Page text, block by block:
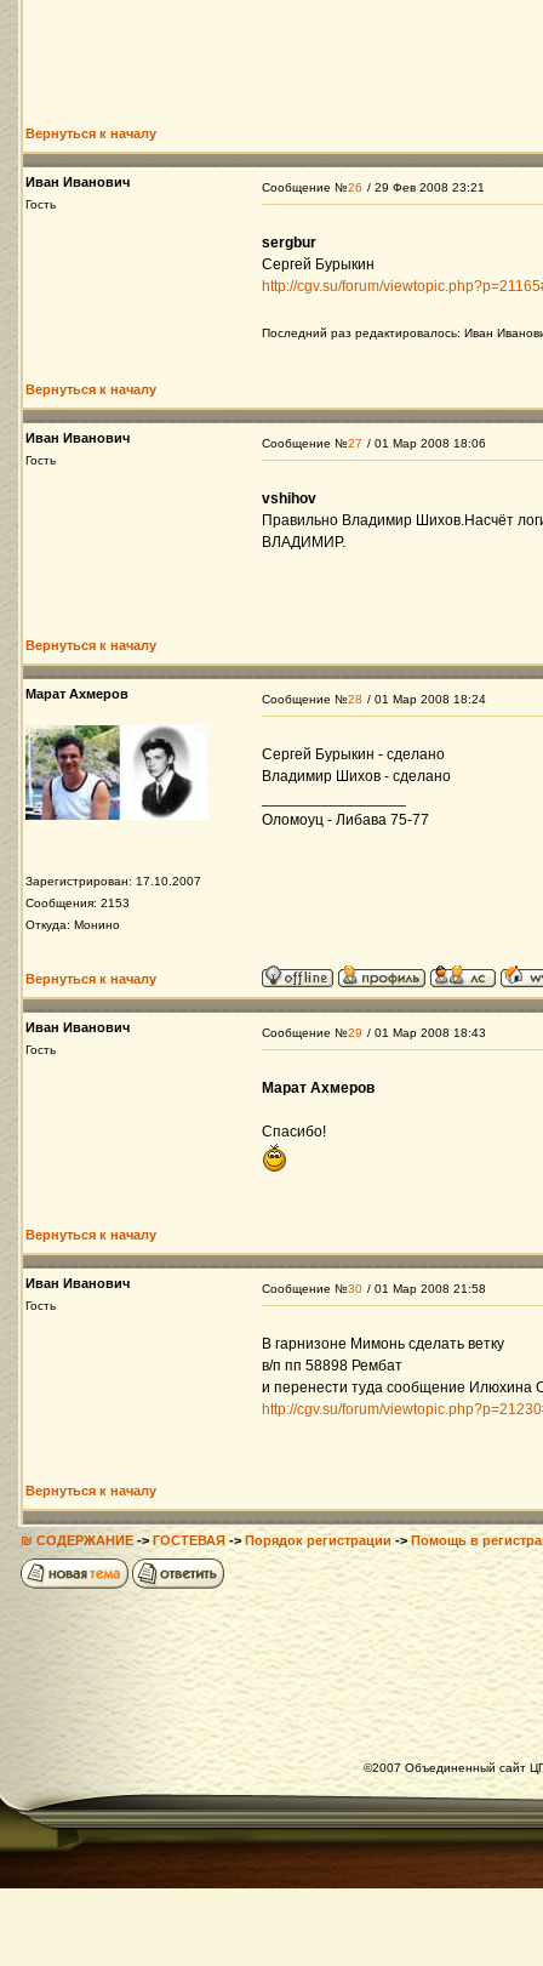
Вернуться к началу
Иван Иванович
Гость
Сообщение №26 / 29 Фев 2008 23:21
sergbur
Сергей Бурыкин
http://cgv.su/forum/
Последний раз редактировалось: Иван
Вернуться к началу
Иван Иванович
Гость
Сообщение №27 / 01 Мар 2008 18:06
vshihov
Правильно Владимир Шихов.Насчёт
ВЛАДИМИР.
Вернуться к началу
Марат Ахмеров
Зарегистрирован: 17.10.2007
Сообщения: 2153
Откуда: Монино
Сообщение №28 / 01 Мар 2008 18:24
Сергей Бурыкин - сделано
Владимир Шихов - сделано
Оломоуц - Либава 75-77
Вернуться к началу
Иван Иванович
Гость
Сообщение №29 / 01 Мар 2008 18:43
Марат Ахмеров
Спасибо!
Вернуться к началу
Иван Иванович
Гость
Сообщение №30 / 01 Мар 2008 21:58
В гарнизоне Мимонь сделать ветку
в/п пп 58898 Рембат
и перенести туда сообщение Илюхина
http://cgv.su/forum/
Вернуться к началу
₪ СОДЕРЖАНИЕ-> ГОСТЕВАЯ ->Порядок регистрации ->Помощь в
©2007 Объединенный сайт